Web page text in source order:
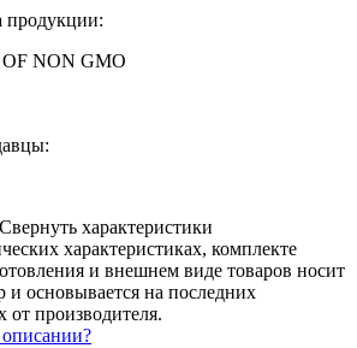
продукции:
NON GMO
Свернуть характеристики
характеристиках, комплекте
и внешнем виде товаров носит
и основывается на последних
от производителя.